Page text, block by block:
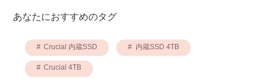
あなたにおすすめのタグ
Crucial 内蔵SSD 内蔵SSD 4TB
Crucial 4TB